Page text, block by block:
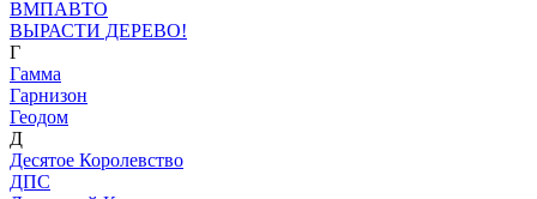
ВМПАВТО
ВЫРАСТИ ДЕРЕВО!
Г
Гамма
Гарнизон
Геодом
Д
Десятое Королевство
ДПС